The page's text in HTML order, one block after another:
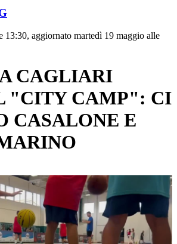
13:30, aggiornato martedì 19 maggio alle
CAGLIARI
"CITY CAMP": CI
CASALONE E